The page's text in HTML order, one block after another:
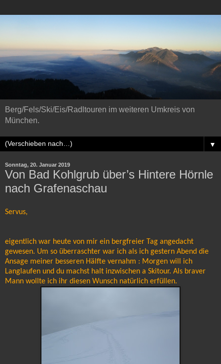
Berg/Fels/Ski/Eis/Radltouren im weiteren Umkreis von
München.
▼
Sonntag, 20. Januar 2019
Von Bad Kohlgrub über’s Hintere Hörnle
nach Grafenaschau
Servus,
eigentlich war heute von mir ein bergfreier Tag angedacht
gewesen. Um so überraschter war ich als ich gestern Abend die
Ansage meiner besseren Hälfte vernahm : Morgen will ich
Langlaufen und du machst halt inzwischen a Skitour. Als braver
Mann wollte ich ihr diesen Wunsch natürlich erfüllen.